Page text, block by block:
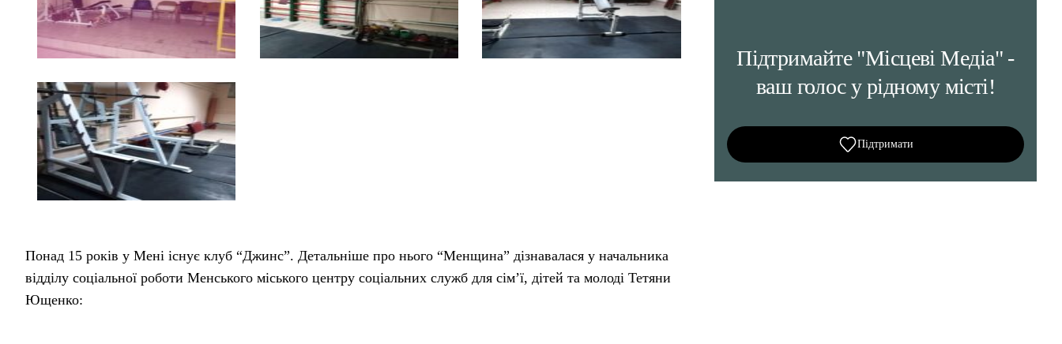
Понад 15 років у Мені існує клуб “Джинс”. Детальніше про нього “Менщина” дізнавалася у начальника
відділу соціальної роботи Менського міського центру соціальних служб для сім’ї, дітей та молоді Тетяни
Ющенко:
Підтримайте "Місцеві Медіа" -
ваш голос у рідному місті!
Підтримати